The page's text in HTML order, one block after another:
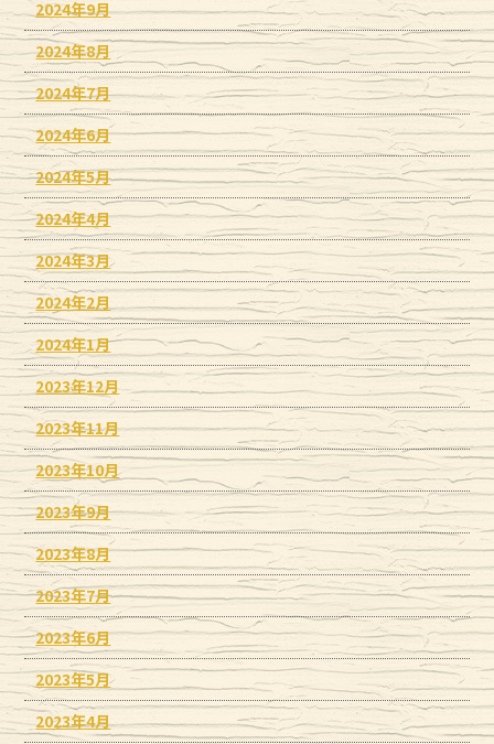
2024年9月
2024年8月
2024年7月
2024年6月
2024年5月
2024年4月
2024年3月
2024年2月
2024年1月
2023年12月
2023年11月
2023年10月
2023年9月
2023年8月
2023年7月
2023年6月
2023年5月
2023年4月